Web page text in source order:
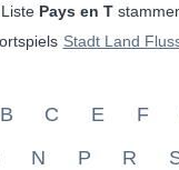
Pays en T
Stadt Land
B C E F
N P R